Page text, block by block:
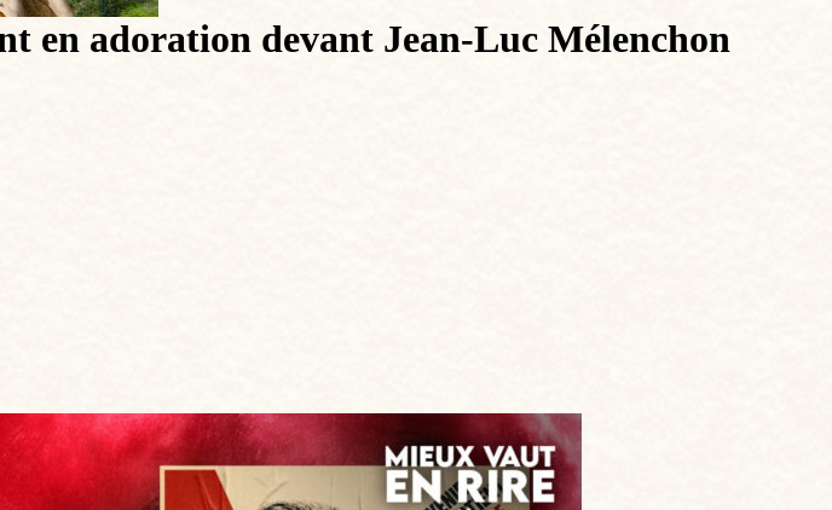
en adoration devant Jean-Luc Mélenchon